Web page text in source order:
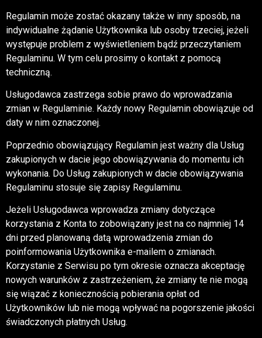
Regulamin może zostać okazany także w inny sposób, na
indywidualne żądanie Użytkownika lub osoby trzeciej, jeżeli
występuje problem z wyświetleniem bądź przeczytaniem
Regulaminu. W tym celu prosimy o kontakt z pomocą
techniczną.
Usługodawca zastrzega sobie prawo do wprowadzania
zmian w Regulaminie. Każdy nowy Regulamin obowiązuje od
daty w nim oznaczonej.
Poprzednio obowiązujący Regulamin jest ważny dla Usług
zakupionych w dacie jego obowiązywania do momentu ich
wykonania. Do Usług zakupionych w dacie obowiązywania
Regulaminu stosuje się zapisy Regulaminu.
Jeżeli Usługodawca wprowadza zmiany dotyczące
korzystania z Konta to zobowiązany jest na co najmniej 14
dni przed planowaną datą wprowadzenia zmian do
poinformowania Użytkownika e-mailem o zmianach.
Korzystanie z Serwisu po tym okresie oznacza akceptację
nowych warunków z zastrzeżeniem, że zmiany te nie mogą
się wiązać z koniecznością pobierania opłat od
Użytkowników lub nie mogą wpływać na pogorszenie jakości
świadczonych płatnych Usług.